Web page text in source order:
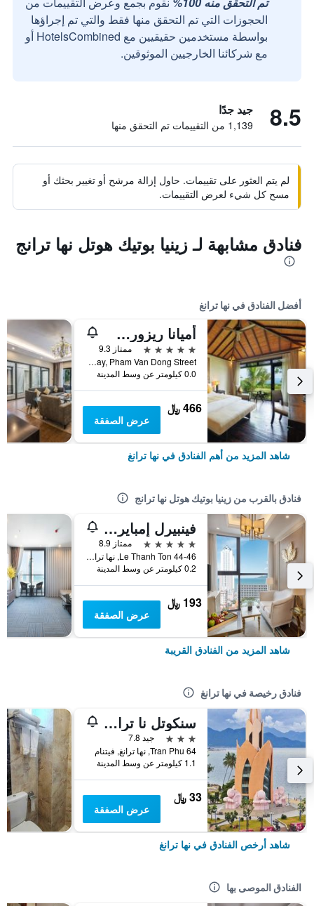
الحجوزات التي تم التحقق منها فقط والتي تم إجراؤها
بواسطة مستخدمين حقيقيين مع HotelsCombined أو
مع شركائنا الخارجيين الموثوقين.
8.5 جيد جدًا
1,139 من التقييمات تم التحقق منها
لم يتم العثور على تقييمات. حاول إزالة مرشح أو تغيير بحثك أو
مسح كل شيء لعرض التقييمات.
فنادق مشابهة لـ زينيا بوتيك هوتل نها ترانج
أفضل الفنادق في نها ترانغ
أميانا ريزورت نها ترانج
5 نجوم
ممتاز 9.3
Nha Trang Bay, Pham Van Dong Street, نها ترانغ, فيتنام
0.0 كيلومتر عن وسط المدينة
466 ﷼
عرض الصفقة
شاهد المزيد من أهم الفنادق في نها ترانغ
فنادق بالقرب من زينيا بوتيك هوتل نها ترانج
فينبيرل إمباير نها ترانج، أفيلياتيد باي ميليا
5 نجوم
ممتاز 8.9
44-46 Le Thanh Ton, نها ترانغ, فيتنام
0.2 كيلومتر عن وسط المدينة
193 ﷼
عرض الصفقة
شاهد المزيد من الفنادق القريبة
فنادق رخيصة في نها ترانغ
سنكوتل نا ترانج مانيجد باي نيست جروب
3 نجوم
جيد 7.8
64 Tran Phu, نها ترانغ, فيتنام
1.1 كيلومتر عن وسط المدينة
33 ﷼
عرض الصفقة
شاهد أرخص الفنادق في نها ترانغ
الفنادق الموصى بها